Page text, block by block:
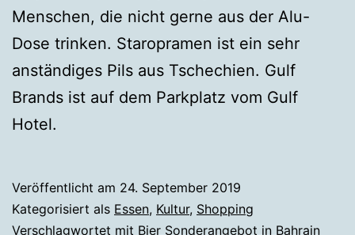
Menschen, die nicht gerne aus der Alu-
Dose trinken. Staropramen ist ein sehr
anständiges Pils aus Tschechien. Gulf
Brands ist auf dem Parkplatz vom Gulf
Hotel.
Veröffentlicht am 24. September 2019
Kategorisiert als Essen, Kultur, Shopping
Verschlagwortet mit Bier Sonderangebot in Bahrain